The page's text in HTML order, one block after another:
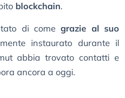
blockchain.
di comegrazie al suo
instaurato durante il
abbia trovato contatti e
ancora a oggi.